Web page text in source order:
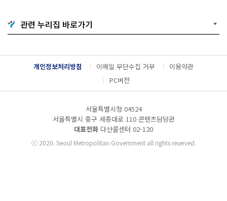
기
G
o
g
l
e
e
서
다
운
관련 누리집 바로가기
개인정보처리방침 이메일 무단수집 거부
이용약관
PC버전
서울특별시청 04524
서울특별시 중구 세종대로 110 콘텐츠담당관
대표전화 다산콜센터 02-120
ⓒ2020. Seoul Metropolitan Government all rights reserved.